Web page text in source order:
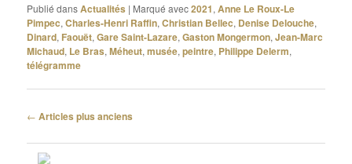
Publié dansActualités | Marqué avec2021,Anne Le Roux-Le
Pimpec,Charles-Henri Raffin,Christian Bellec, Denise Delouche,
Dinard, Faouët,Gare Saint-Lazare,Gaston Mongermon,Jean-Marc
Michaud, Le Bras,Méheut,musée,peintre, Philippe Delerm,
télégramme
Navigation
articles
← Articles plus anciens